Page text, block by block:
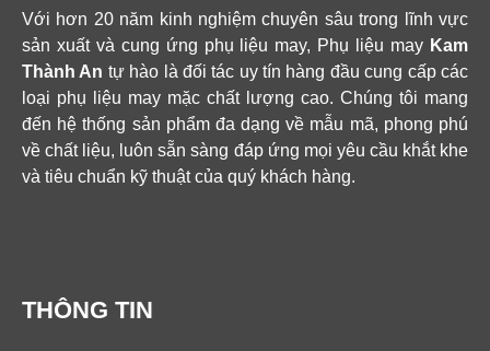
Với hơn 20 năm kinh nghiệm chuyên sâu trong lĩnh vực
sản xuất và cung ứng phụ liệu may, Phụ liệu may Kam
Thành An tự hào là đối tác uy tín hàng đầu cung cấp các
loại phụ liệu may mặc chất lượng cao. Chúng tôi mang
đến hệ thống sản phẩm đa dạng về mẫu mã, phong phú
về chất liệu, luôn sẵn sàng đáp ứng mọi yêu cầu khắt khe
và tiêu chuẩn kỹ thuật của quý khách hàng.
THÔNG TIN